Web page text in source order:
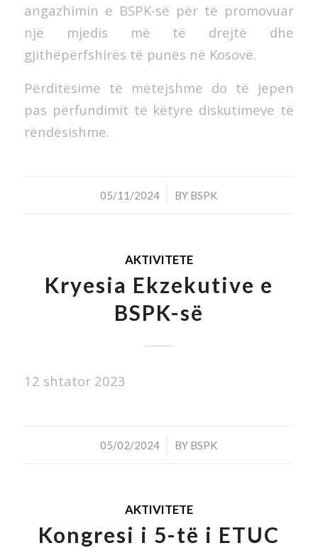
angazhimin e BSPK-së për të promovuar
një mjedis më të drejtë dhe
gjithëpërfshirës të punës në Kosovë.
Përditësime të mëtejshme do të jepen
pas përfundimit të këtyre diskutimeve të
rëndësishme.
05/11/2024
/ BY BSPK
AKTIVITETE
Kryesia Ekzekutive e
BSPK-së
12 shtator 2023
05/02/2024
/ BY BSPK
AKTIVITETE
Kongresi i 5-të i ETUC